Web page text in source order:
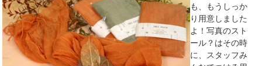
も、もうしっか
り用意しました
よ！写真のスト
ール？はその時
に、スタッフみ